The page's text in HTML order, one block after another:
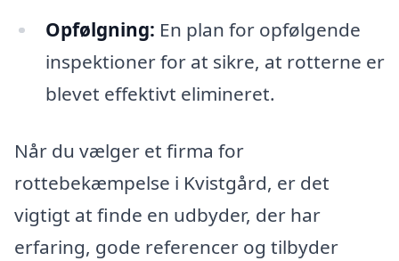
Opfølgning: En plan for opfølgende
inspektioner for at sikre, at rotterne er
blevet effektivt elimineret.
Når du vælger et firma for
rottebekæmpelse i Kvistgård, er det
vigtigt at finde en udbyder, der har
erfaring, gode referencer og tilbyder